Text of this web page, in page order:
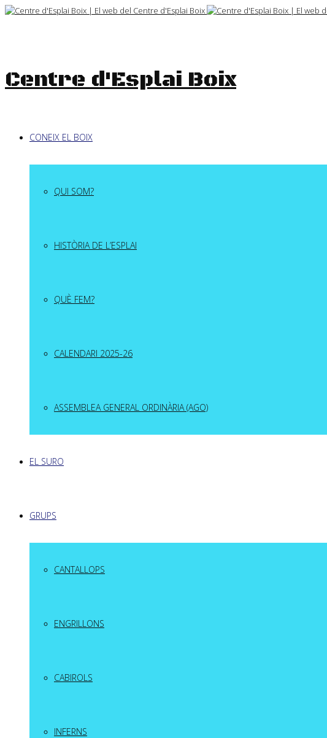
Skip
Centre d'Esplai Boix
CONEIX EL BOIX
QUI SOM?
HISTÒRIA DE L’ESPLAI
QUÈ FEM?
CALENDARI 2025-26
ASSEMBLEA GENERAL ORDINÀRIA (AGO)
EL SURO
GRUPS
CANTALLOPS
ENGRILLONS
CABIROLS
INFERNS